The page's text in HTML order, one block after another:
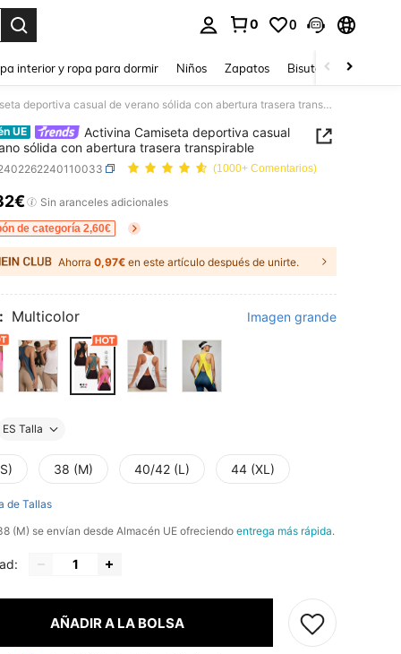
0 0
interior y ropa para dormir Niños Zapatos Bisutería Y
Activina Camiseta deportiva casual de verano sólida con abertura trasera transpirable
UE
Activina Camiseta deportiva casual
sólida con abertura trasera transpirable
(1000+ Comentarios)
AND AVAILABILITY
Sin aranceles adicionales
de categoría 2,60€
Ahorra 0,97€ en este artículo después de unirte.
Multicolor Imagen grande
ES Talla
38 (M) 40/42 (L) 44 (XL)
de Tallas
(M) se envían desde Almacén UE ofreciendo entrega más rápida.
AÑADIR A LA BOLSA